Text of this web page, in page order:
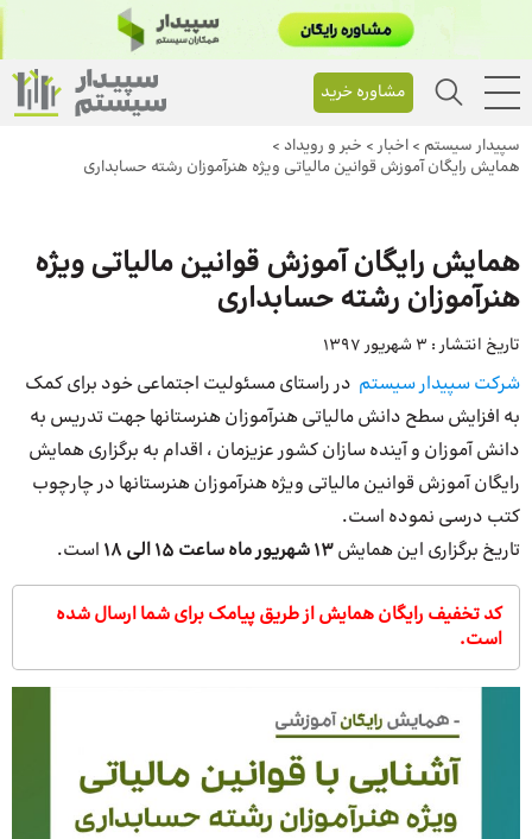
مشاوره خرید
سپیدار سیستم > اخبار> خبر و رویداد >
همایش رایگان آموزش قوانین مالیاتی ویژه هنرآموزان رشته حسابداری
همایش رایگان آموزش قوانین مالیاتی ویژه
هنرآموزان رشته حسابداری
تاریخ انتشار : 3 شهریور 1397
شرکت سپیدار سیستم در راستای مسئولیت اجتماعی خود برای کمک
به افزایش سطح دانش مالیاتی هنرآموزان هنرستانها جهت تدریس به
دانش آموزان و آینده سازان کشور عزیزمان ، اقدام به برگزاری همایش
رایگان آموزش قوانین مالیاتی ویژه هنرآموزان هنرستانها در چارچوب
کتب درسی نموده است.
تاریخ برگزاری این همایش13 شهریور ماه ساعت 15 الی 18 است.
کد تخفیف رایگان همایش از طریق پیامک برای شما ارسال شده
است.